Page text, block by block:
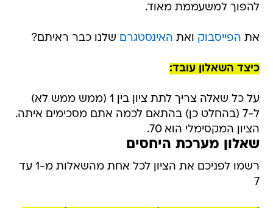
להפוך למשעממת מאוד.
את הפייסבוק ואת האינסטגרם שלנו כבר ראיתם?
כיצד השאלון עובד:
על כל שאלה צריך לתת ציון בין 1 (ממש ממש לא)
ל-7 (בהחלט כן) בהתאם לכמה אתם מסכימים איתה.
הציון המקסימלי הוא 70.
שאלון מערכת היחסים
רשמו לפניכם את הציון לכל אחת מהשאלות מ-1 עד
7